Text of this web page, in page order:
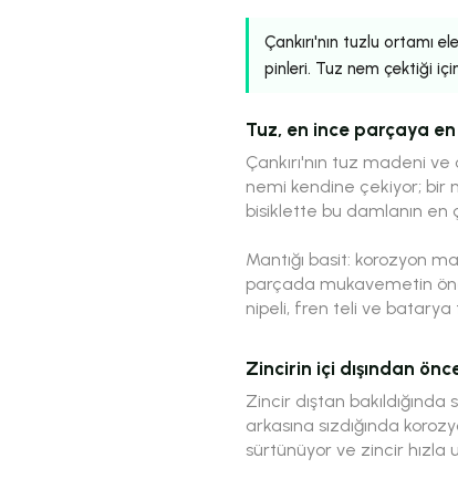
Çankırı'nın tuzlu ortamı
pinleri. Tuz nem çektiği
Tuz, en ince parçaya
Çankırı'nın tuz madeni
nemi kendine çekiyor; bir
bisiklette bu damlanın en
Mantığı basit: korozyon
parçada mukavemetin
nipeli, fren teli ve batarya
Zincirin içi dışından
Zincir dıştan
arkasına sızdığında
sürtünüyor ve zincir hızla